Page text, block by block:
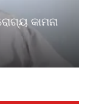
କାମନା